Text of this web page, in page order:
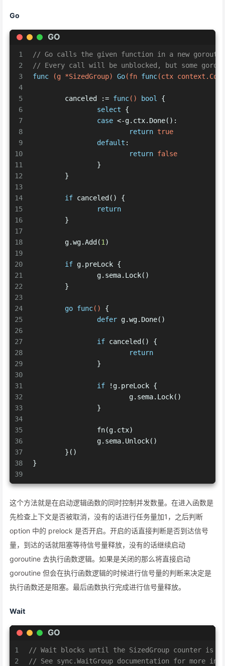
Go
GO
1
2
3
4
5
6
7
8
9
10
11
12
13
14
15
16
17
18
19
20
21
22
23
24
25
26
27
28
29
30
31
32
33
34
35
36
37
38
39
// Go calls the given function in a new
// Every call will be unblocked, but some
func
(g *SizedGroup) Go(fn func(ctx
	canceled :=
func() bool
{
select {
case <-g.ctx.Done():
return true
default :
return false
		}
	}
if canceled() {
return
	}
	g.wg.Add(
1 )
if g.preLock {
		g.sema.Lock()
	}
go func()
{
defer g.wg.Done()
if canceled() {
return
		}
if !g.preLock {
			g.sema.Lock()
		}
		fn(g.ctx)
		g.sema.Unlock()
	}()
}
这个方法就是在启动逻辑函数的同时控制并发数量。在进入函数是
先检查上下文是否被取消，没有的话进行任务量加1，之后判断
option 中的 prelock 是否开启。开启的话直接判断是否到达信号
量，到达的话就阻塞等待信号量释放，没有的话继续启动
goroutine 去执行函数逻辑。如果是关闭的那么将直接启动
goroutine 但会在执行函数逻辑的时候进行信号量的判断来决定是
执行函数还是阻塞。最后函数执行完成进行信号量释放。
Wait
GO
1
2
// Wait blocks until the SizedGroup counter is
// See sync.WaitGroup documentation for more